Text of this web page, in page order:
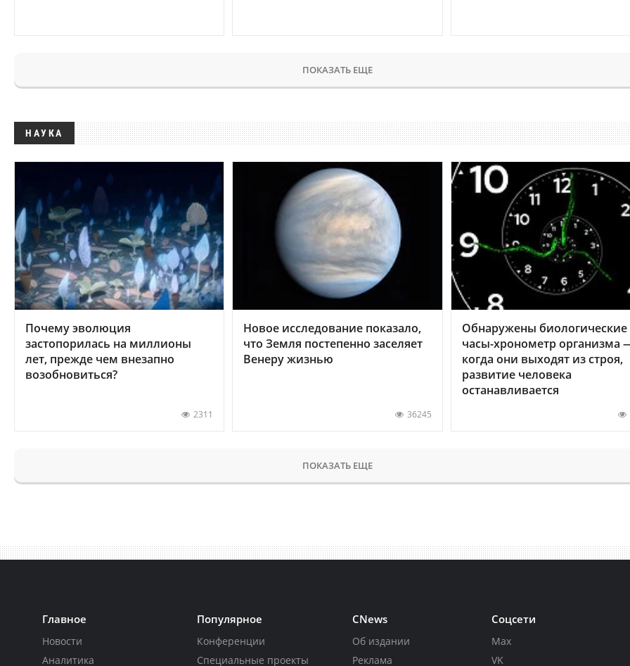
ПОКАЗАТЬ ЕЩЕ
НАУКА
Почему эволюция
застопорилась на миллионы
лет, прежде чем внезапно
возобновиться?
2311
Новое исследование показало,
что Земля постепенно заселяет
Венеру жизнью
36245
Обнаружены биологические
часы-хронометр организма
когда они выходят из строя,
развитие человека
останавливается
ПОКАЗАТЬ ЕЩЕ
Главное
Новости
Аналитика
Популярное
Конференции
Специальные проекты
CNews
Об издании
Реклама
Соцсети
Max
VK